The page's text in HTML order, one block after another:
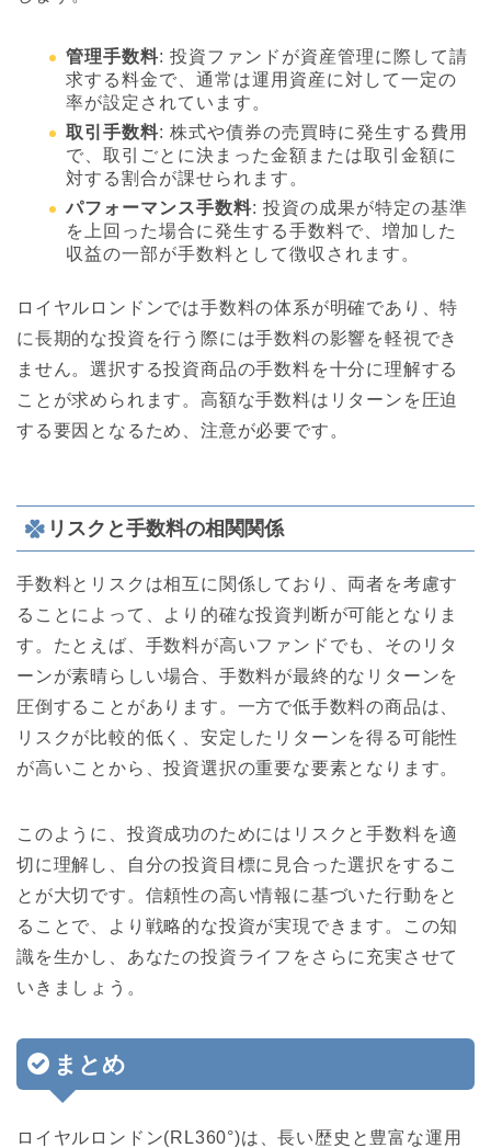
管理手数料: 投資ファンドが資産管理に際して請
求する料金で、通常は運用資産に対して一定の
率が設定されています。
取引手数料: 株式や債券の売買時に発生する費用
で、取引ごとに決まった金額または取引金額に
対する割合が課せられます。
パフォーマンス手数料: 投資の成果が特定の基準
を上回った場合に発生する手数料で、増加した
収益の一部が手数料として徴収されます。
ロイヤルロンドンでは手数料の体系が明確であり、特
に長期的な投資を行う際には手数料の影響を軽視でき
ません。選択する投資商品の手数料を十分に理解する
ことが求められます。高額な手数料はリターンを圧迫
する要因となるため、注意が必要です。
リスクと手数料の相関関係
手数料とリスクは相互に関係しており、両者を考慮す
ることによって、より的確な投資判断が可能となりま
す。たとえば、手数料が高いファンドでも、そのリタ
ーンが素晴らしい場合、手数料が最終的なリターンを
圧倒することがあります。一方で低手数料の商品は、
リスクが比較的低く、安定したリターンを得る可能性
が高いことから、投資選択の重要な要素となります。
このように、投資成功のためにはリスクと手数料を適
切に理解し、自分の投資目標に見合った選択をするこ
とが大切です。信頼性の高い情報に基づいた行動をと
ることで、より戦略的な投資が実現できます。この知
識を生かし、あなたの投資ライフをさらに充実させて
いきましょう。
まとめ
ロイヤルロンドン(RL360°)は、長い歴史と豊富な運用